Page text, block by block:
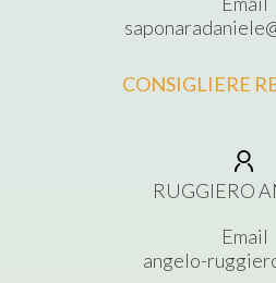
CONSIGLIERE
RUGGIERO
Email
angelo-